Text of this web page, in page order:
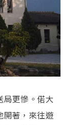
局更慘。偌大
開著，來往遊